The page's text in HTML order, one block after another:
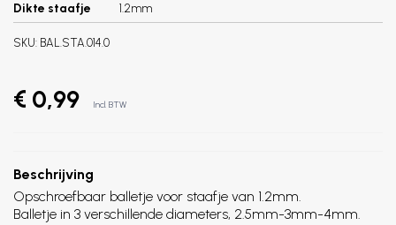
Dikte staafje 1.2mm
SKU: BAL.STA.014.0
€ 0,99 Incl. BTW
Beschrijving
Opschroefbaar balletje voor staafje van 1.2mm.
Balletje in 3 verschillende diameters, 2.5mm-3mm-4mm.